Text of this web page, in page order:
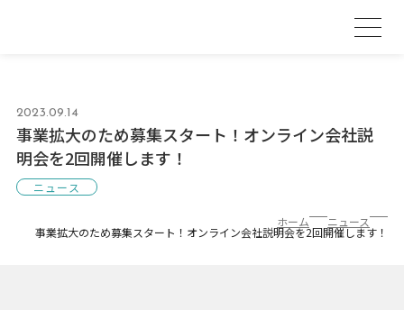
2023.09.14
事業拡大のため募集スタート！オンライン会社説
明会を2回開催します！
ニュース
ホーム ニュース
事業拡大のため募集スタート！オンライン会社説明会を2回開催します！